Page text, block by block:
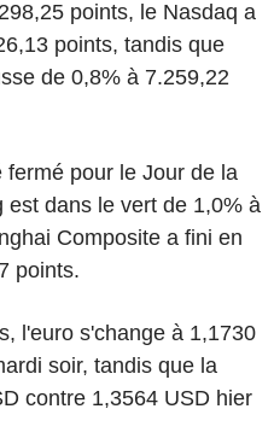
points, le Nasdaq a
points, tandis que
de 0,8% à 7.259,22
pour le Jour de la
dans le vert de 1,0% à
Composite a fini en
points.
l'euro s'change à 1,1730
soir, tandis que la
contre 1,3564 USD hier